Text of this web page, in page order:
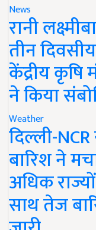
News
रानी
तीन
केंद्रीय कृषि
ने किया
Weather
दिल्ली-
बारिश ने
अधिक
साथ तेज